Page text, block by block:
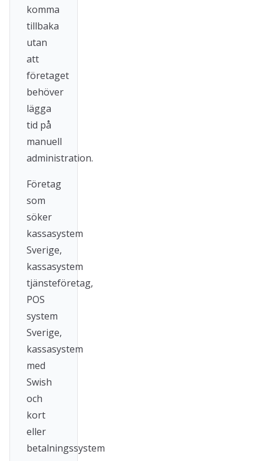
komma
tillbaka
utan
att
företaget
behöver
lägga
tid på
manuell
administration.
Företag
som
söker
kassasystem
Sverige,
kassasystem
tjänsteföretag,
POS
system
Sverige,
kassasystem
med
Swish
och
kort
eller
betalningssystem